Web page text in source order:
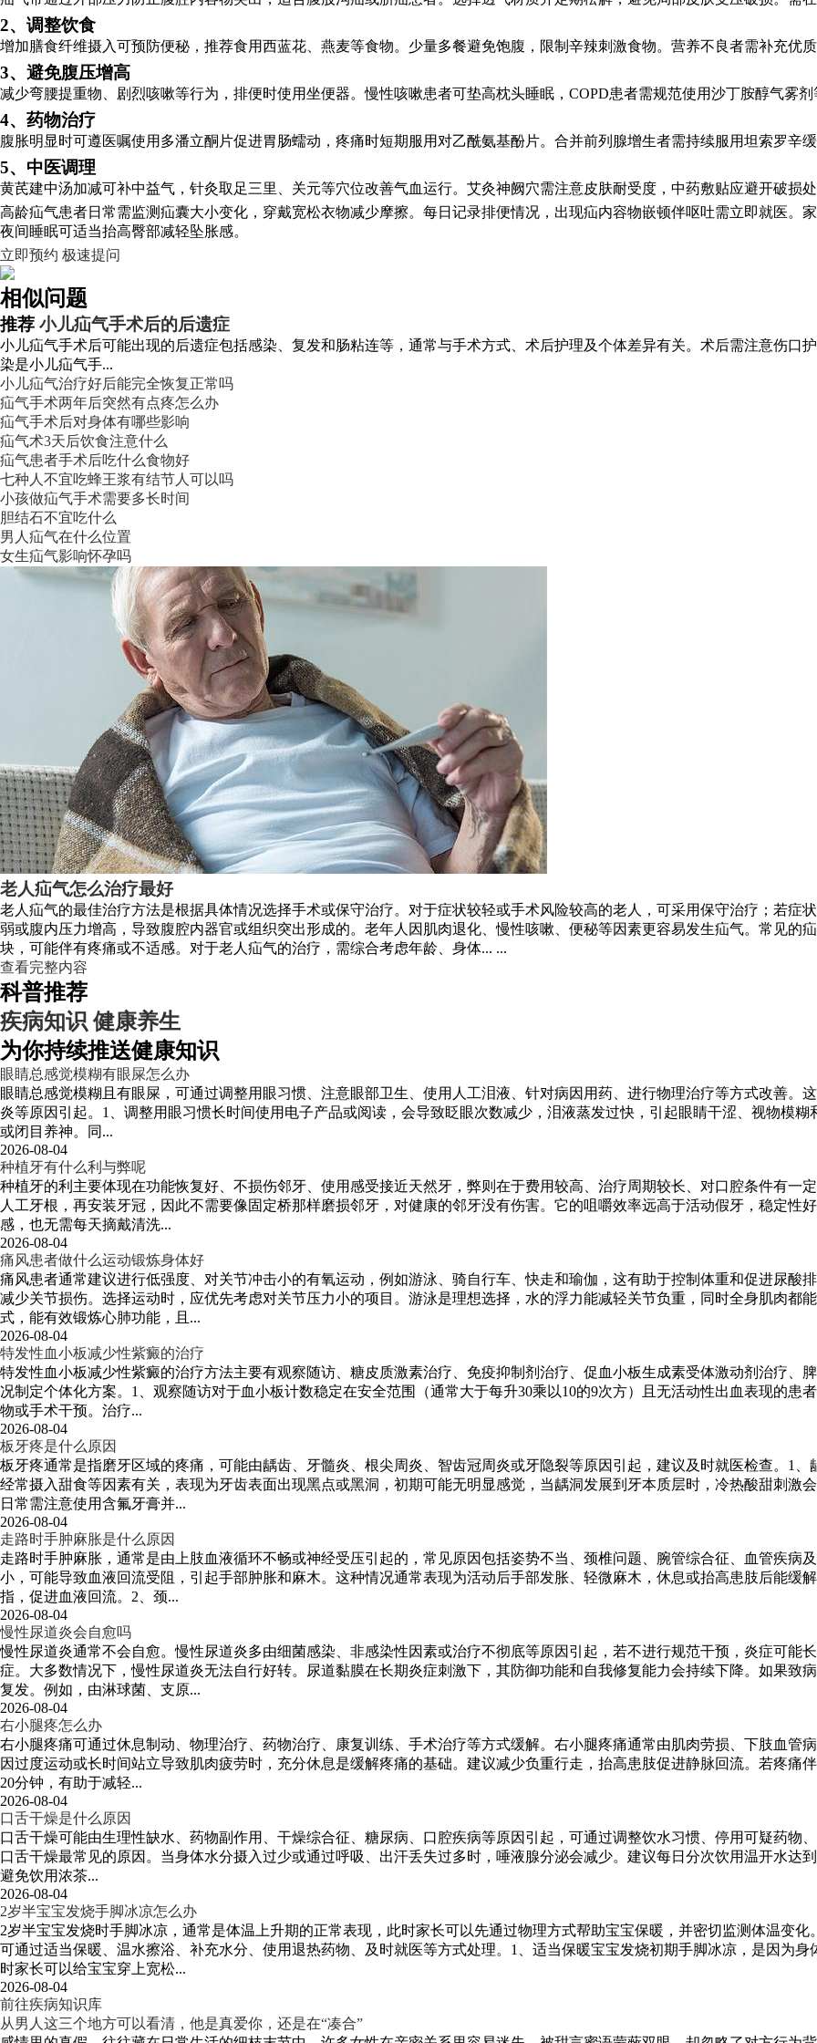
2、调整饮食
增加膳食纤维摄入可预防便秘，推荐食用西蓝花、燕麦等食物。少量多餐避免饱腹，限制辛辣刺激食物。营养不良者需补充优
3、避免腹压增高
减少弯腰提重物、剧烈咳嗽等行为，排便时使用坐便器。慢性咳嗽患者可垫高枕头睡眠，COPD患者需规范使用沙丁胺醇气雾
4、药物治疗
腹胀明显时可遵医嘱使用多潘立酮片促进胃肠蠕动，疼痛时短期服用对乙酰氨基酚片。合并前列腺增生者需持续服用坦索罗辛
5、中医调理
黄芪建中汤加减可补中益气，针灸取足三里、关元等穴位改善气血运行。艾灸神阙穴需注意皮肤耐受度，中药敷贴应避开破损
高龄疝气患者日常需监测疝囊大小变化，穿戴宽松衣物减少摩擦。每日记录排便情况，出现疝内容物嵌顿伴呕吐需立即就医。
夜间睡眠可适当抬高臀部减轻坠胀感。
立即预约 极速提问
相似问题
推荐 小儿疝气手术后的后遗症
小儿疝气手术后可能出现的后遗症包括感染、复发和肠粘连等，通常与手术方式、术后护理及个体差异有关。术后需注意伤口
染是小儿疝气手...
小儿疝气治疗好后能完全恢复正常吗
疝气手术两年后突然有点疼怎么办
疝气手术后对身体有哪些影响
疝气术3天后饮食注意什么
疝气患者手术后吃什么食物好
七种人不宜吃蜂王浆有结节人可以吗
小孩做疝气手术需要多长时间
胆结石不宜吃什么
男人疝气在什么位置
女生疝气影响怀孕吗
老人疝气怎么治疗最好
老人疝气的最佳治疗方法是根据具体情况选择手术或保守治疗。对于症状较轻或手术风险较高的老人，可采用保守治疗；若症
弱或腹内压力增高，导致腹腔内器官或组织突出形成的。老年人因肌肉退化、慢性咳嗽、便秘等因素更容易发生疝气。常见的
块，可能伴有疼痛或不适感。对于老人疝气的治疗，需综合考虑年龄、身体... ...
查看完整内容
科普推荐
疾病知识 健康养生
为你持续推送健康知识
眼睛总感觉模糊有眼屎怎么办
眼睛总感觉模糊且有眼屎，可通过调整用眼习惯、注意眼部卫生、使用人工泪液、针对病因用药、进行物理治疗等方式改善。
炎等原因引起。1、调整用眼习惯长时间使用电子产品或阅读，会导致眨眼次数减少，泪液蒸发过快，引起眼睛干涩、视物模
或闭目养神。同...
2026-08-04
种植牙有什么利与弊呢
种植牙的利主要体现在功能恢复好、不损伤邻牙、使用感受接近天然牙，弊则在于费用较高、治疗周期较长、对口腔条件有一
人工牙根，再安装牙冠，因此不需要像固定桥那样磨损邻牙，对健康的邻牙没有伤害。它的咀嚼效率远高于活动假牙，稳定性
感，也无需每天摘戴清洗...
2026-08-04
痛风患者做什么运动锻炼身体好
痛风患者通常建议进行低强度、对关节冲击小的有氧运动，例如游泳、骑自行车、快走和瑜伽，这有助于控制体重和促进尿酸
减少关节损伤。选择运动时，应优先考虑对关节压力小的项目。游泳是理想选择，水的浮力能减轻关节负重，同时全身肌肉都
式，能有效锻炼心肺功能，且...
2026-08-04
特发性血小板减少性紫癜的治疗
特发性血小板减少性紫癜的治疗方法主要有观察随访、糖皮质激素治疗、免疫抑制剂治疗、促血小板生成素受体激动剂治疗、
况制定个体化方案。1、观察随访对于血小板计数稳定在安全范围（通常大于每升30乘以10的9次方）且无活动性出血表现的患
物或手术干预。治疗...
2026-08-04
板牙疼是什么原因
板牙疼通常是指磨牙区域的疼痛，可能由龋齿、牙髓炎、根尖周炎、智齿冠周炎或牙隐裂等原因引起，建议及时就医检查。1
经常摄入甜食等因素有关，表现为牙齿表面出现黑点或黑洞，初期可能无明显感觉，当龋洞发展到牙本质层时，冷热酸甜刺激
日常需注意使用含氟牙膏并...
2026-08-04
走路时手肿麻胀是什么原因
走路时手肿麻胀，通常是由上肢血液循环不畅或神经受压引起的，常见原因包括姿势不当、颈椎问题、腕管综合征、血管疾病
小，可能导致血液回流受阻，引起手部肿胀和麻木。这种情况通常表现为活动后手部发胀、轻微麻木，休息或抬高患肢后能缓
指，促进血液回流。2、颈...
2026-08-04
慢性尿道炎会自愈吗
慢性尿道炎通常不会自愈。慢性尿道炎多由细菌感染、非感染性因素或治疗不彻底等原因引起，若不进行规范干预，炎症可能
症。大多数情况下，慢性尿道炎无法自行好转。尿道黏膜在长期炎症刺激下，其防御功能和自我修复能力会持续下降。如果致
复发。例如，由淋球菌、支原...
2026-08-04
右小腿疼怎么办
右小腿疼痛可通过休息制动、物理治疗、药物治疗、康复训练、手术治疗等方式缓解。右小腿疼痛通常由肌肉劳损、下肢血管
因过度运动或长时间站立导致肌肉疲劳时，充分休息是缓解疼痛的基础。建议减少负重行走，抬高患肢促进静脉回流。若疼痛
20分钟，有助于减轻...
2026-08-04
口舌干燥是什么原因
口舌干燥可能由生理性缺水、药物副作用、干燥综合征、糖尿病、口腔疾病等原因引起，可通过调整饮水习惯、停用可疑药物
口舌干燥最常见的原因。当身体水分摄入过少或通过呼吸、出汗丢失过多时，唾液腺分泌会减少。建议每日分次饮用温开水达
避免饮用浓茶...
2026-08-04
2岁半宝宝发烧手脚冰凉怎么办
2岁半宝宝发烧时手脚冰凉，通常是体温上升期的正常表现，此时家长可以先通过物理方式帮助宝宝保暖，并密切监测体温变
可通过适当保暖、温水擦浴、补充水分、使用退热药物、及时就医等方式处理。1、适当保暖宝宝发烧初期手脚冰凉，是因为
时家长可以给宝宝穿上宽松...
2026-08-04
前往疾病知识库
从男人这三个地方可以看清，他是真爱你，还是在“凑合”